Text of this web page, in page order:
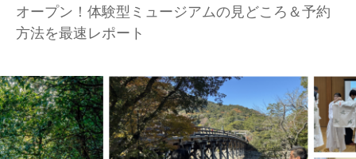
オープン！体験型ミュージアムの見どころ＆予約
方法を最速レポート